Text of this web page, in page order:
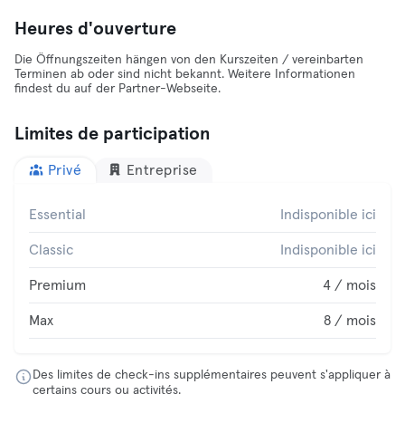
Heures d'ouverture
Die Öffnungszeiten hängen von den Kurszeiten / vereinbarten
Terminen ab oder sind nicht bekannt. Weitere Informationen
findest du auf der Partner-Webseite.
Limites de participation
Privé Entreprise
Essential Indisponible ici
Classic Indisponible ici
Premium 4 / mois
Max 8 / mois
Des limites de check-ins supplémentaires peuvent s'appliquer à
certains cours ou activités.